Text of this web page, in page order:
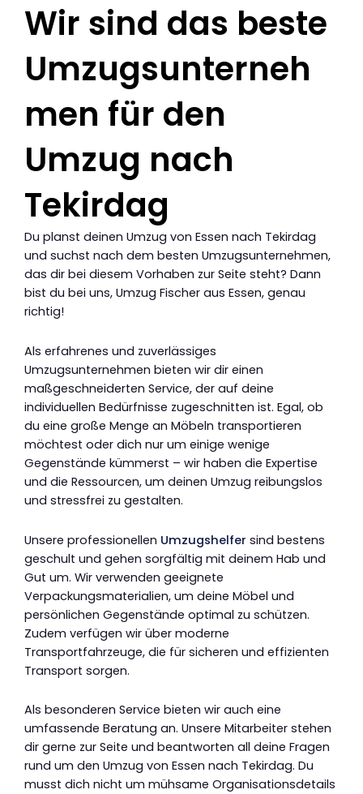
Wir sind das beste
Umzugsunterneh
men für den
Umzug nach
Tekirdag
Du planst deinen Umzug von Essen nach Tekirdag
und suchst nach dem besten Umzugsunternehmen,
das dir bei diesem Vorhaben zur Seite steht? Dann
bist du bei uns, Umzug Fischer aus Essen, genau
richtig!
Als erfahrenes und zuverlässiges
Umzugsunternehmen bieten wir dir einen
maßgeschneiderten Service, der auf deine
individuellen Bedürfnisse zugeschnitten ist. Egal, ob
du eine große Menge an Möbeln transportieren
möchtest oder dich nur um einige wenige
Gegenstände kümmerst – wir haben die Expertise
und die Ressourcen, um deinen Umzug reibungslos
und stressfrei zu gestalten.
Unsere professionellen Umzugshelfer sind bestens
geschult und gehen sorgfältig mit deinem Hab und
Gut um. Wir verwenden geeignete
Verpackungsmaterialien, um deine Möbel und
persönlichen Gegenstände optimal zu schützen.
Zudem verfügen wir über moderne
Transportfahrzeuge, die für sicheren und effizienten
Transport sorgen.
Als besonderen Service bieten wir auch eine
umfassende Beratung an. Unsere Mitarbeiter stehen
dir gerne zur Seite und beantworten all deine Fragen
rund um den Umzug von Essen nach Tekirdag. Du
musst dich nicht um mühsame Organisationsdetails